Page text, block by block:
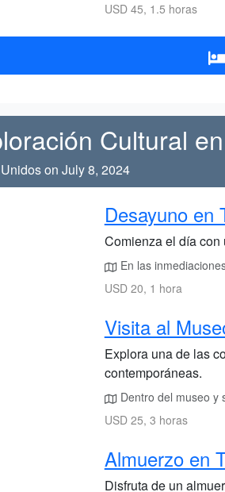
USD 45, 1.5 horas
Cultural
on July 8, 2024
Desayuno en
Comienza el día con
En las
USD 20, 1 hora
Visita al
Explora una de las
contemporáneas.
Dentro del museo y
USD 25, 3 horas
Almuerzo en
Disfruta de un